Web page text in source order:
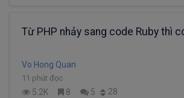
Từ PHP nhảy sang code Ruby thì
Vo Hong Quan
11 phút đọc
5.2K 8 5 28